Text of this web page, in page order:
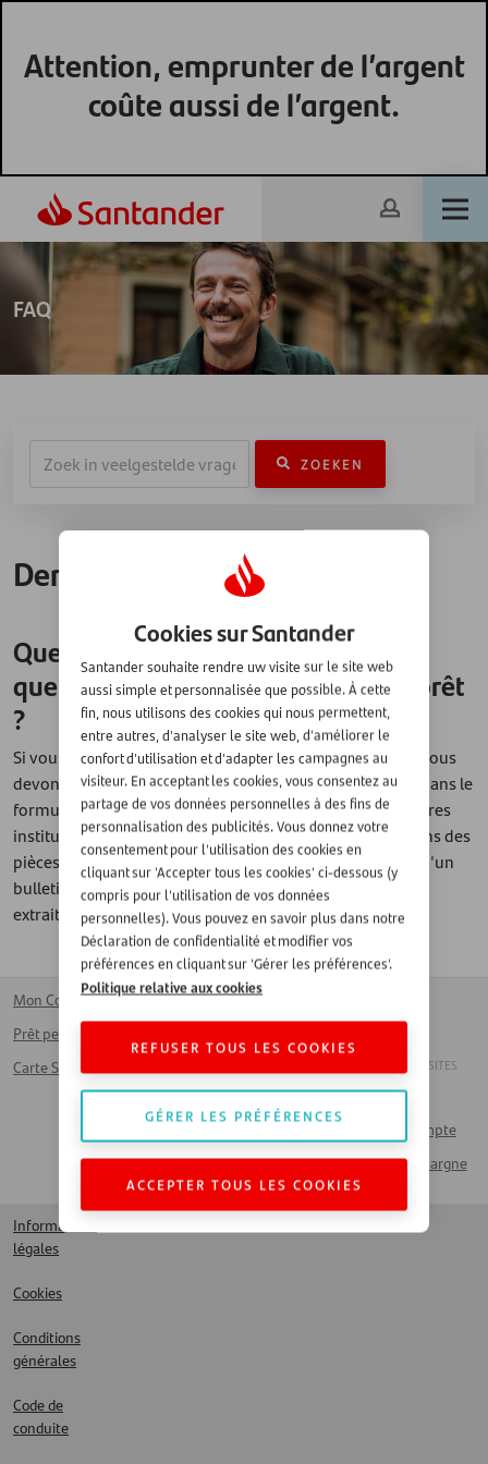
Attention, emprunter de l’argent
coûte aussi de l’argent.
FAQ
ZOEKEN
Demande de prêt
Quelles sont les pièces justificatives
que je dois fournir pour obtenir un prêt
?
Si vous demandez un financement, en tant que prêteur, nous
devons être en mesure de prouver que ce qui est inscrit dans le
formulaire de demande est vrai. À cette fin, comme d'autres
institutions financières et banques, nous vous demandons des
pièces justificatives. Il peut s'agir d'une pièce d'identité, d'un
bulletin de salaire ou d'une autre preuve de revenu, d'un
extrait de compte bancaire, etc.
Mon Compte
Prêt personnel
Carte Santander
Nos agences
Santander
Travailler chez
Santander
FAQ
Contact
ANDERE SANTANDER SITES
Détaillants
Sur Mon Compte
Produits d’épargne
Informations
légales
Cookies
Conditions
générales
Code de
conduite
Cookies sur Santander
Santander souhaite rendre uw visite sur le site web
aussi simple et personnalisée que possible. À cette
fin, nous utilisons des cookies qui nous permettent,
entre autres, d'analyser le site web, d'améliorer le
confort d'utilisation et d'adapter les campagnes au
visiteur. En acceptant les cookies, vous consentez au
partage de vos données personnelles à des fins de
personnalisation des publicités. Vous donnez votre
consentement pour l'utilisation des cookies en
cliquant sur 'Accepter tous les cookies' ci-dessous (y
compris pour l'utilisation de vos données
personnelles). Vous pouvez en savoir plus dans notre
Déclaration de confidentialité et modifier vos
préférences en cliquant sur 'Gérer les préférences'.
Politique relative aux cookies
REFUSER TOUS LES COOKIES
GÉRER LES PRÉFÉRENCES
ACCEPTER TOUS LES COOKIES